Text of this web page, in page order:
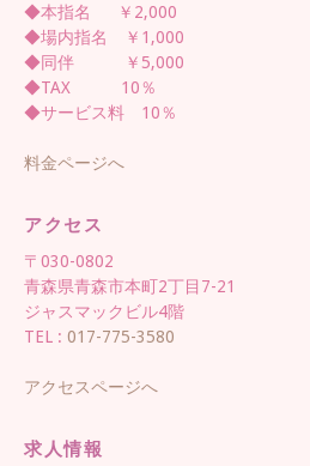
◆本指名 ￥2,000
◆場内指名 ￥1,000
◆同伴 ￥5,000
◆TAX 10％
◆サービス料 10％
料金ページへ
アクセス
〒030-0802
青森県青森市本町2丁目7-21
ジャスマックビル4階
TEL : 017-775-3580
アクセスページへ
求人情報